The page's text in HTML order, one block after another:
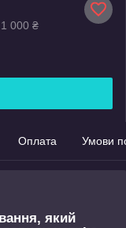
000 ₴
Оплата Умови
який